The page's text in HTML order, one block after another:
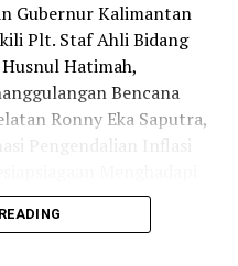
Selatan, ”
menyampaikan
(KUA) dan
anggaran sementara
Gubernur Kalimantan
Plt. Staf Ahli Bidang
Hatimah,
Bencana
Ronny Eka Saputra,
Pengendalian Inflasi
virtual dari Command
Senin (29/6/2026).